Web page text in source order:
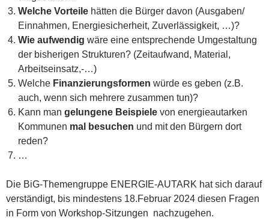
Welche Vorteile hätten die Bürger davon (Ausgaben/
Einnahmen, Energiesicherheit, Zuverlässigkeit, …)?
Wie aufwendig wäre eine entsprechende Umgestaltung
der bisherigen Strukturen? (Zeitaufwand, Material,
Arbeitseinsatz,-…)
Welche Finanzierungsformen würde es geben (z.B.
auch, wenn sich mehrere zusammen tun)?
Kann man gelungene Beispiele von energieautarken
Kommunen mal besuchen und mit den Bürgern dort
reden?
…
Die BiG-Themengruppe ENERGIE-AUTARK hat sich darauf
verständigt, bis mindestens 18.Februar 2024 diesen Fragen
in Form von Workshop-Sitzungen nachzugehen.